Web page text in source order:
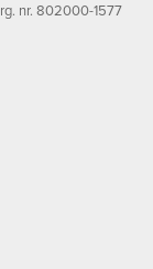
nr. 802000-1577